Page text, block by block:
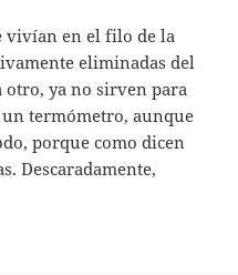
vivían en el filo de la
eliminadas del
otro, ya no sirven para
termómetro, aunque
porque como dicen
Descaradamente,